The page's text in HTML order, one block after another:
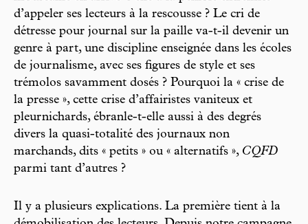
d’appeler ses lecteurs à la rescousse ? Le cri de
détresse pour journal sur la paille va-t-il devenir un
genre à part, une discipline enseignée dans les écoles
de journalisme, avec ses figures de style et ses
trémolos savamment dosés ? Pourquoi la « crise de
la presse », cette crise d’affairistes vaniteux et
pleurnichards, ébranle-t-elle aussi à des degrés
divers la quasi-totalité des journaux non
marchands, dits « petits » ou « alternatifs », CQFD
parmi tant d’autres ?
Il y a plusieurs explications. La première tient à la